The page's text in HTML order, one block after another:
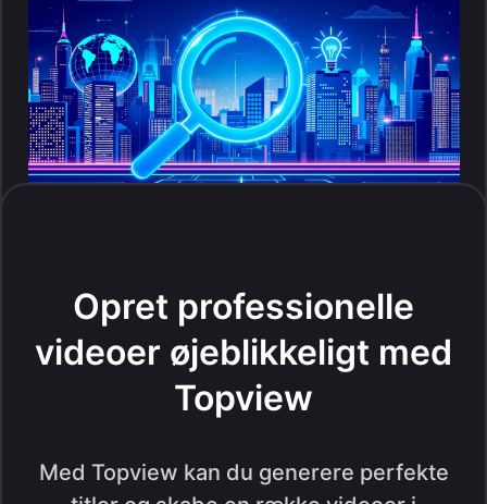
Opret professionelle
videoer øjeblikkeligt med
Topview
Med Topview kan du generere perfekte